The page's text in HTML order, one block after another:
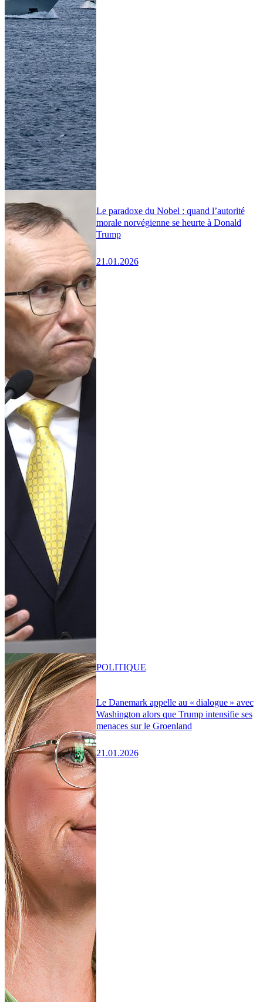
Le paradoxe du Nobel : quand l’autorité
morale norvégienne se heurte à Donald
Trump
21.01.2026
Le Danemark appelle au « dialogue » avec
Washington alors que Trump intensifie ses
menaces sur le Groenland
21.01.2026
POLITIQUE